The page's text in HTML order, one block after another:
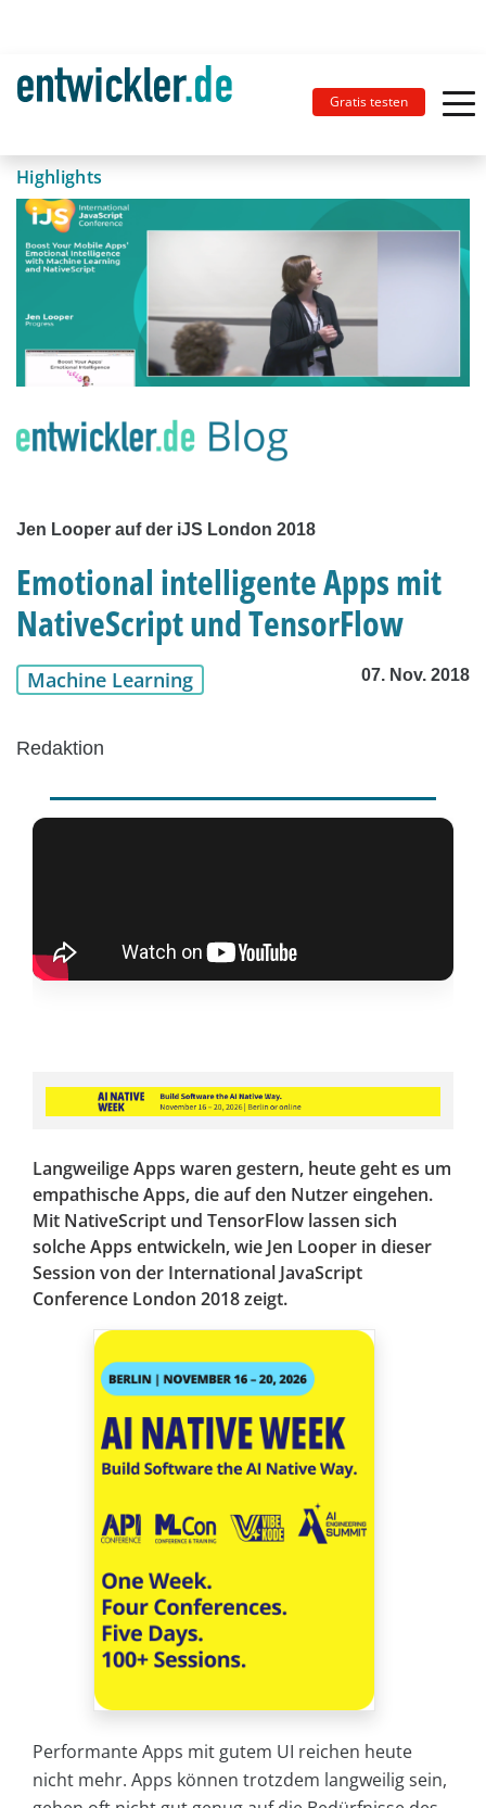
Gratis testen
Highlights
Jen Looper auf der iJS London 2018
Emotional intelligente Apps mit
NativeScript und TensorFlow
Machine Learning 07. Nov. 2018
Redaktion
Langweilige Apps waren gestern, heute geht es um
empathische Apps, die auf den Nutzer eingehen.
Mit NativeScript und TensorFlow lassen sich
solche Apps entwickeln, wie Jen Looper in dieser
Session von der International JavaScript
Conference London 2018 zeigt.
Performante Apps mit gutem UI reichen heute
nicht mehr. Apps können trotzdem langweilig sein,